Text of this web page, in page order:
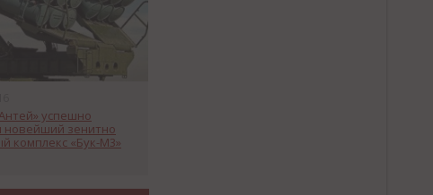
успешно
новейший зенитно
комплекс «Бук-М3»